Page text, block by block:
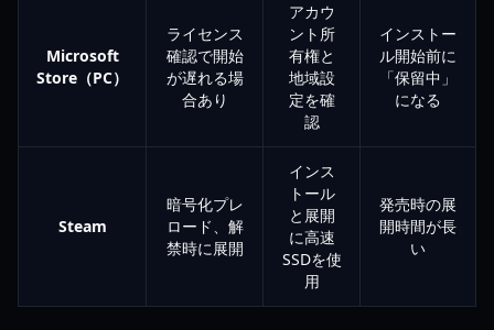
Microsoft
Store（PC）
ライセンス
確認で開始
が遅れる場
合あり
アカウ
ント所
有権と
地域設
定を確
認
インストー
ル開始前に
「保留中」
になる
Steam
暗号化プレ
ロード、解
禁時に展開
インス
トール
と展開
に高速
SSDを使
用
発売時の展
開時間が長
い